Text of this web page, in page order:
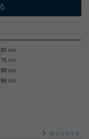
80 cm
75 cm
88 cm
86 cm
サイズガイド